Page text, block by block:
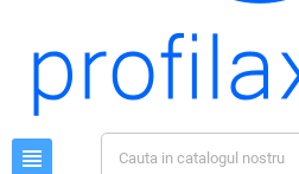
view_headline